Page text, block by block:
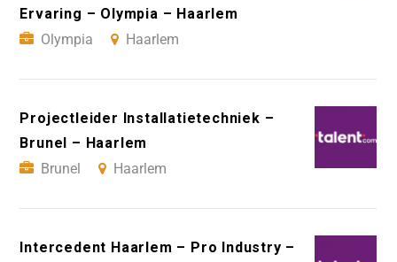
Ervaring – Olympia – Haarlem
Olympia
Haarlem
Projectleider Installatietechniek –
Brunel – Haarlem
Brunel
Haarlem
Intercedent Haarlem – Pro Industry –